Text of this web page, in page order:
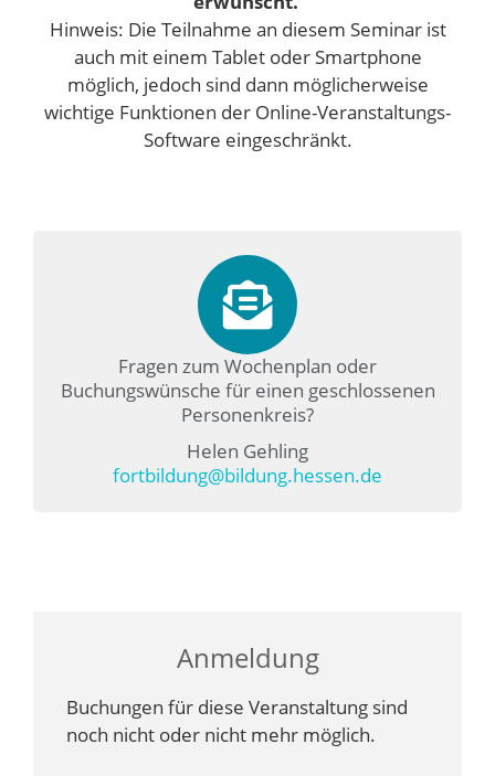
Hinweis: Die Teilnahme an diesem Seminar ist
auch mit einem Tablet oder Smartphone
möglich, jedoch sind dann möglicherweise
wichtige Funktionen der Online-Veranstaltungs-
Software eingeschränkt.
Fragen zum Wochenplan oder
Buchungswünsche für einen geschlossenen
Personenkreis?
Helen Gehling
fortbildung@bildung.hessen.de
Anmeldung
Buchungen für diese Veranstaltung sind
noch nicht oder nicht mehr möglich.